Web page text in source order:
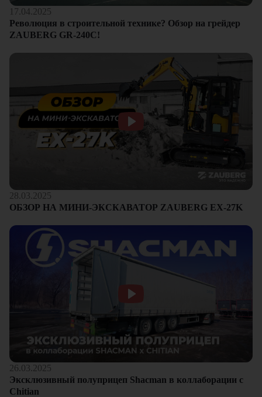
17.04.2025
Революция в строительной технике? Обзор на грейдер
ZAUBERG GR-240C!
28.03.2025
ОБЗОР НА МИНИ-ЭКСКАВАТОР ZAUBERG EX-27K
26.03.2025
Эксклюзивный полуприцеп Shacman в коллаборации с
Chitian